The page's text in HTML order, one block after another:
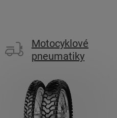
Motocyklové
pneumatiky